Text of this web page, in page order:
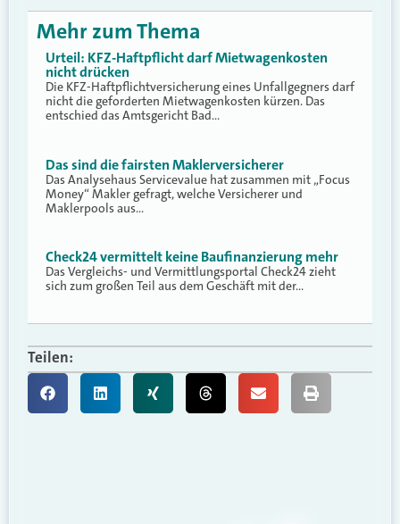
Mehr zum Thema
Urteil: KFZ-Haftpflicht darf Mietwagenkosten
nicht drücken
Die KFZ-Haftpflichtversicherung eines Unfallgegners darf
nicht die geforderten Mietwagenkosten kürzen. Das
entschied das Amtsgericht Bad…
Das sind die fairsten Maklerversicherer
Das Analysehaus Servicevalue hat zusammen mit „Focus
Money“ Makler gefragt, welche Versicherer und
Maklerpools aus…
Check24 vermittelt keine Baufinanzierung mehr
Das Vergleichs- und Vermittlungsportal Check24 zieht
sich zum großen Teil aus dem Geschäft mit der…
Teilen: